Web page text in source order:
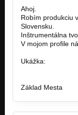
Ahoj.
Robím produkciu
Slovensku.
Inštrumentálna
V mojom profile
Ukážka:
Základ Mesta